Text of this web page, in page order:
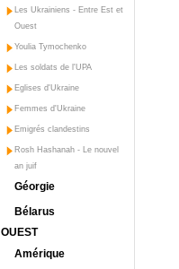
Les Ukrainiens - Entre Est et
Ouest
Youlia Tymochenko
Les soldats de l'UPA
Eglises d'Ukraine
Femmes d'Ukraine
Emigrés clandestins
Rosh Hashanah - Le nouvel
an juif
Géorgie
Bélarus
OUEST
Amérique